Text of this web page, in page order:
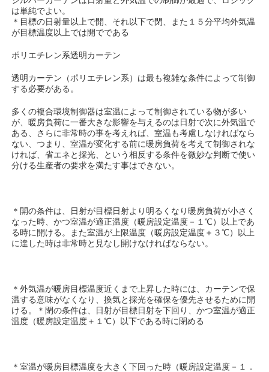
は単純でよい。
＊目標の日射量以上で開、それ以下で閉、また１５分平均外気温
が目標温度以上では開でである
ポリエチレン系透明カーテン
透明カーテン（ポリエチレン系）は最も複雑な条件によって制御
する必要がある。
多くの複合環境制御器は室温によって制御されている物が多い
が、暖房負荷に一番大きな影響を与えるのは日射で次に外気温で
ある、さらに非常時の事を考えれば、室温も考慮しなければなら
ない、つまり、室温が変化する前に暖房負荷を考えて制御されな
ければ、省エネと採光、という相反する条件を微妙な判断で使い
分ける生産者の要求を満たす事はできない。
＊開の条件は、日射が目標日射より明るくなり暖房負荷が小さく
なった時、かつ室温が適正温度（暖房設定温度－１℃）以上であ
る時に開ける。また室温が上限温度（暖房設定温度＋３℃）以上
に達した時は非常時と見なし開けなければならない。
＊外気温が暖房目標温度近くまで上昇した時には、カーテンで保
温する意味がなくなり、換気と採光を確保を優先させるために開
ける。＊閉の条件は、日射が目標日射を下回り、かつ室温が適正
温度（暖房設定温度＋１℃）以下である時に閉める
＊室温が暖房目標温度を大きく下回った時（暖房設定温度－１．